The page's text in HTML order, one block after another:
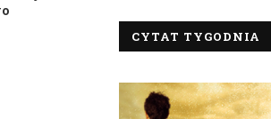
12 listopada 2017
CYTAT TYGODNIA